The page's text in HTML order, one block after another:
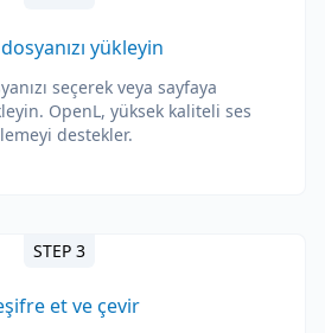
yükleyin
seçerek veya sayfaya
OpenL, yüksek kaliteli ses
destekler.
STEP 3
et ve çevir